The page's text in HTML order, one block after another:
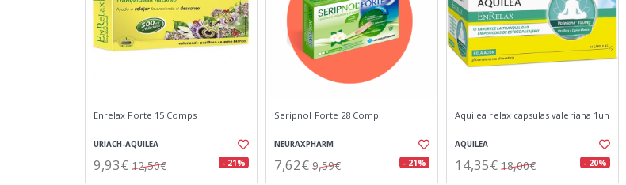
Enrelax Forte 15 Comps
URIACH-AQUILEA
9,93€ 12,50€ - 21%
Seripnol Forte 28 Comp
NEURAXPHARM
7,62€ 9,59€ - 21%
Aquilea relax capsulas valeriana 1un
AQUILEA
14,35€ 18,00€ - 20%